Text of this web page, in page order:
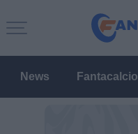
News Fantacalcio